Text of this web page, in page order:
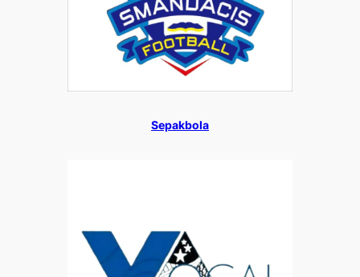
Sepakbola